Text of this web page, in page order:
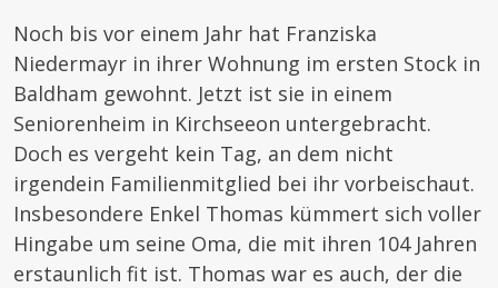
Noch bis vor einem Jahr hat Franziska
Niedermayr in ihrer Wohnung im ersten Stock in
Baldham gewohnt. Jetzt ist sie in einem
Seniorenheim in Kirchseeon untergebracht.
Doch es vergeht kein Tag, an dem nicht
irgendein Familienmitglied bei ihr vorbeischaut.
Insbesondere Enkel Thomas kümmert sich voller
Hingabe um seine Oma, die mit ihren 104 Jahren
erstaunlich fit ist. Thomas war es auch, der die